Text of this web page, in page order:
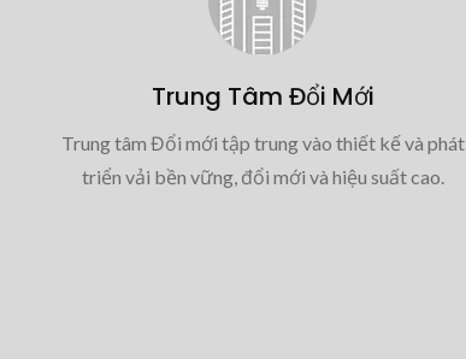
Trung Tâm Đổi Mới
Trung tâm Đổi mới tập trung vào thiết kế và phát
triển vải bền vững, đổi mới và hiệu suất cao.